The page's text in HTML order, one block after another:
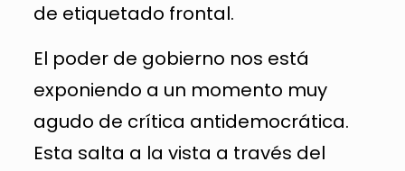
de etiquetado frontal.
El poder de gobierno nos está
exponiendo a un momento muy
agudo de crítica antidemocrática.
Esta salta a la vista a través del